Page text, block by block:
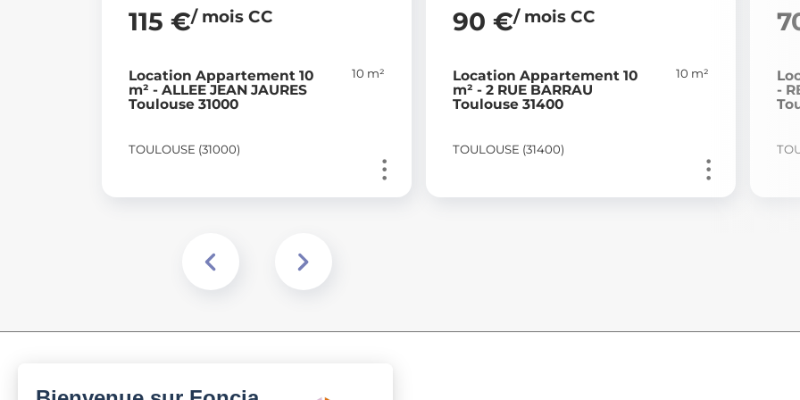
115 €/ mois CC
Location Appartement 10
m² - ALLEE JEAN JAURES
Toulouse 31000
10 m²
TOULOUSE (31000)
90 €/ mois CC
Location Appartement 10
m² - 2 RUE BARRAU
Toulouse 31400
10 m²
TOULOUSE (31400)
-